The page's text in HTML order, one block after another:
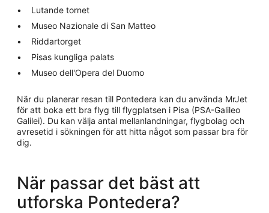
Lutande tornet
Museo Nazionale di San Matteo
Riddartorget
Pisas kungliga palats
Museo dell'Opera del Duomo
När du planerar resan till Pontedera kan du använda MrJet
för att boka ett bra flyg till flygplatsen i Pisa (PSA-Galileo
Galilei). Du kan välja antal mellanlandningar, flygbolag och
avresetid i sökningen för att hitta något som passar bra för
dig.
När passar det bäst att
utforska Pontedera?